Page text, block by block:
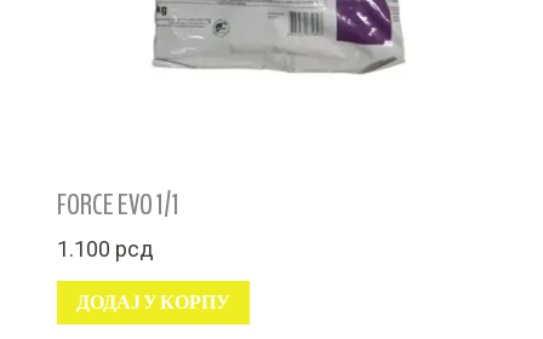
FORCE EVO 1/1
1.100 рсд
ДОДАЈ У КОРПУ